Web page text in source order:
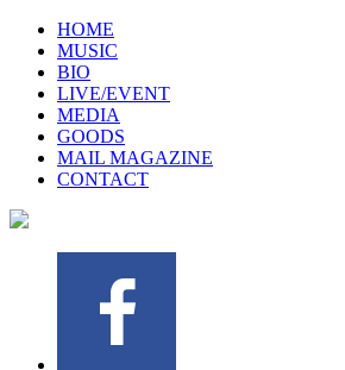
HOME
MUSIC
BIO
LIVE/EVENT
MEDIA
GOODS
MAIL MAGAZINE
CONTACT